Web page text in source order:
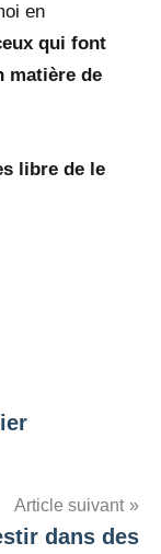
en
qui font
matière de
libre de le
Article suivant
dans des